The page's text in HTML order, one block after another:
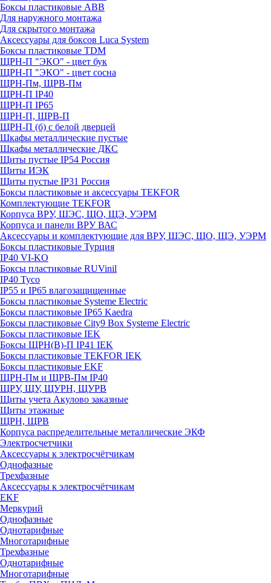
Боксы пластиковые ABB
Для наружного монтажа
Для скрытого монтажа
Аксессуары для боксов Luca System
Боксы пластиковые TDM
ЩРН-П "ЭКО" - цвет бук
ЩРН-П "ЭКО" - цвет сосна
ЩРН-Пм, ЩРВ-Пм
ЩРН-П IP40
ЩРН-П IP65
ЩРН-П, ЩРВ-П
ЩРН-П (б) с белой дверцей
Шкафы металлические пустые
Шкафы металлические ДКС
Щиты пустые IP54 Россия
Щиты ИЭК
Щиты пустые IP31 Россия
Боксы пластиковые и аксессуары TEKFOR
Комплектующие TEKFOR
Корпуса ВРУ, ШЭС, ЩО, ЩЭ, УЭРМ
Корпуса и панели ВРУ ВАС
Аксессуары и комплектующие для ВРУ, ШЭС, ЩО, ЩЭ, УЭРМ
Боксы пластиковые Турция
IP40 VI-KO
Боксы пластиковые RUVinil
IP40 Тусо
IP55 и IP65 влагозащищенные
Боксы пластиковые Systeme Electric
Боксы пластиковые IP65 Kaedra
Боксы пластиковые City9 Box Systeme Electric
Боксы пластиковые IEK
Боксы ЩРН(В)-П IP41 IEK
Боксы пластиковые TEKFOR IEK
Боксы пластиковые EKF
ЩРН-Пм и ЩРВ-Пм IP40
ЩРУ, ЩУ, ЩУРН, ЩУРВ
Щиты учета Акулово заказные
Щиты этажные
ЩРН, ЩРВ
Корпуса распределительные металлические ЭКФ
Электросчетчики
Аксессуары к электросчётчикам
Однофазные
Трехфазные
Аксессуары к электросчётчикам
EKF
Меркурий
Однофазные
Однотарифные
Многотарифные
Трехфазные
Однотарифные
Многотарифные